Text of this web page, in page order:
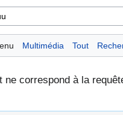
Multimédia Tout
ne correspond à la